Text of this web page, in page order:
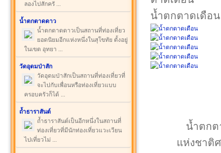
ลองไปสักครั ...
น้ำตกตาดดาว
น้ำตกตาดดาวเป็นสถานที่ท่องเที่ยว
ยอดนิยมอีกแห่งหนึ่งในสุโขทัย ตั้งอยู่
ในเขต อุทยา ...
วัดอุดมป่าสัก
วัดอุดมป่าสักเป็นสถานที่ท่องเที่ยวที่
จะไปกับเพื่อนหรือท่องเที่ยวแบบ
ครอบครัวก็ได้ ...
ถ้ำธาราสันต์
ถ้ำธาราสันต์เป็นอีกหนึ่งในสถานที่
ท่องเที่ยวที่มีนักท่องเที่ยวแวะเวียน
ไปเที่ยวไม่ ...
น้ำตกตาดเดือน
น้ำตกต
แห่งชาติ